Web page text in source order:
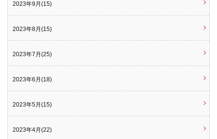
2023年9月(15)
2023年8月(15)
2023年7月(25)
2023年6月(18)
2023年5月(15)
2023年4月(22)